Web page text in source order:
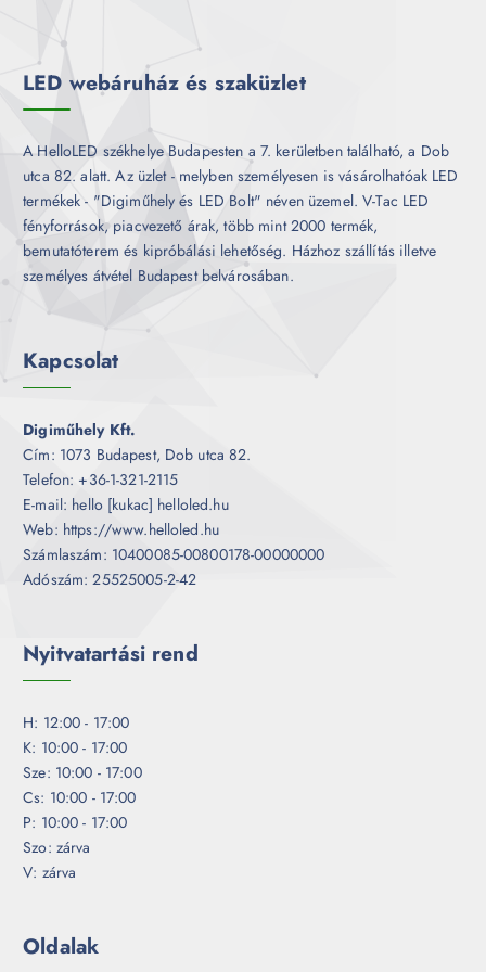
LED webáruház és szaküzlet
A HelloLED székhelye Budapesten a 7. kerületben található, a Dob
utca 82. alatt. Az üzlet - melyben személyesen is vásárolhatóak LED
termékek - "Digiműhely és LED Bolt" néven üzemel. V-Tac LED
fényforrások, piacvezető árak, több mint 2000 termék,
bemutatóterem és kipróbálási lehetőség. Házhoz szállítás illetve
személyes átvétel Budapest belvárosában.
Kapcsolat
Digiműhely Kft.
Cím: 1073 Budapest, Dob utca 82.
Telefon: +36-1-321-2115
E-mail: hello [kukac] helloled.hu
Web: https://www.helloled.hu
Számlaszám: 10400085-00800178-00000000
Adószám: 25525005-2-42
Nyitvatartási rend
H: 12:00 - 17:00
K: 10:00 - 17:00
Sze: 10:00 - 17:00
Cs: 10:00 - 17:00
P: 10:00 - 17:00
Szo: zárva
V: zárva
Oldalak